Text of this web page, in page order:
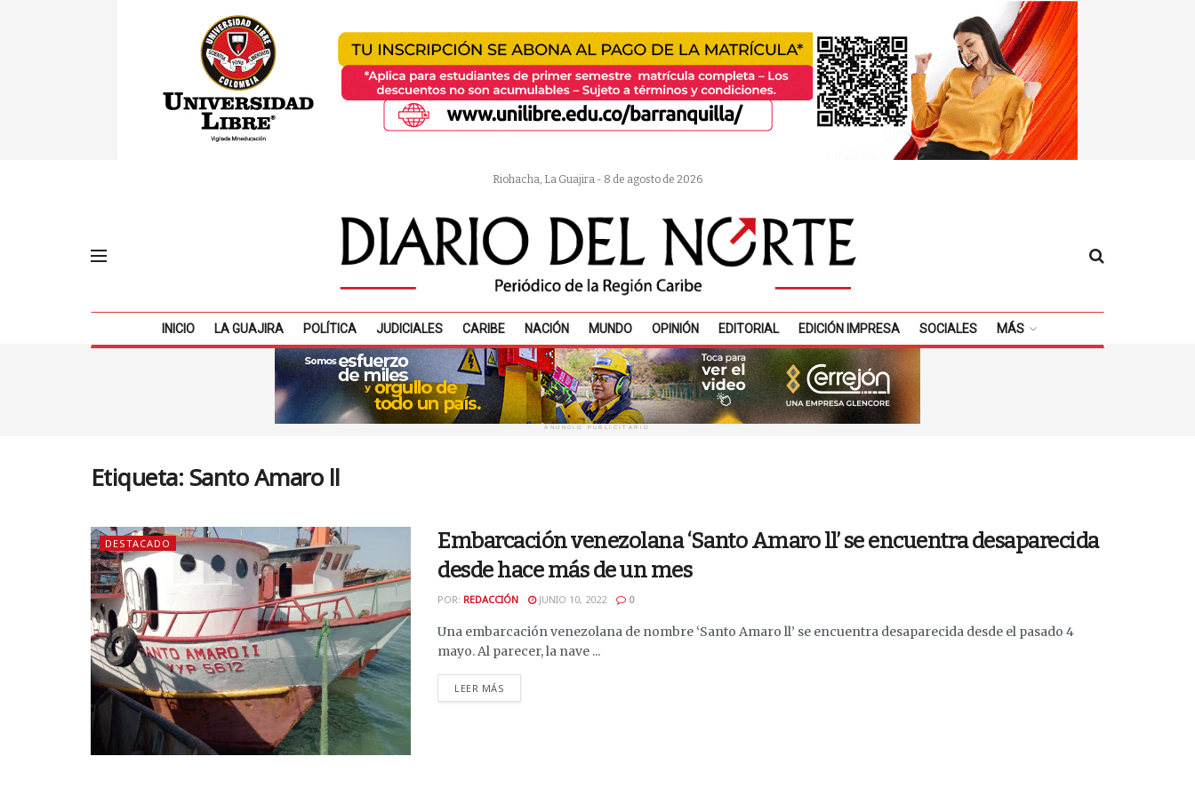
Riohacha, La Guajira - 8 de agosto de 2026
INICIO LA GUAJIRA POLÍTICA JUDICIALES CARIBE NACIÓN MUNDO OPINIÓN EDITORIAL EDICIÓN IMPRESA SOCIALES MÁS
ANUNCIO PUBLICITARIO
Etiqueta: Santo Amaro ll
DESTACADO
Embarcación venezolana ‘Santo Amaro ll’ se encuentra desaparecida
desde hace más de un mes
POR: REDACCIÓN JUNIO 10, 2022 0
Una embarcación venezolana de nombre ‘Santo Amaro ll’ se encuentra desaparecida desde el pasado 4
mayo. Al parecer, la nave ...
LEER MÁS